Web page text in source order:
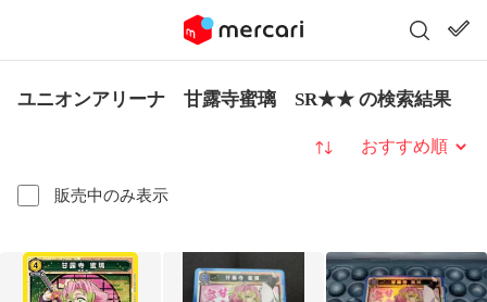
ユニオンアリーナ 甘露寺蜜璃 SR★★ の検索結果
販売中のみ表示
並び替え